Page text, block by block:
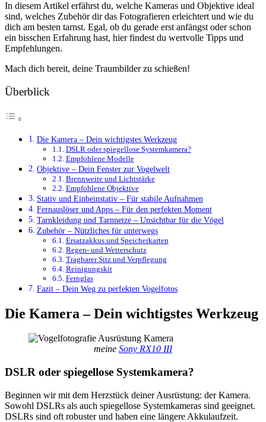
In diesem Artikel erfährst du, welche Kameras und Objektive ideal
sind, welches Zubehör dir das Fotografieren erleichtert und wie du
dich am besten tarnst. Egal, ob du gerade erst anfängst oder schon
ein bisschen Erfahrung hast, hier findest du wertvolle Tipps und
Empfehlungen.
Mach dich bereit, deine Traumbilder zu schießen!
Überblick
Die Kamera – Dein wichtigstes Werkzeug
DSLR oder spiegellose Systemkamera?
Empfohlene Modelle
Objektive – Dein Fenster zur Vogelwelt
Brennweite und Lichtstärke
Empfohlene Objektive
Stativ und Einbeinstativ – Für stabile Aufnahmen
Fernauslöser und Apps – Für den perfekten Moment
Tarnkleidung und Tarnnetze – Unsichtbar für die Vögel
Zubehör – Nützliches für unterwegs
Ersatzakkus und Speicherkarten
Regen- und Wetterschutz
Tragbarer Sitz und Verpflegung
Reinigungskit
Fernglas
Fazit – Dein Weg zu perfekten Vogelfotos
Die Kamera – Dein wichtigstes Werkzeug
meine Sony RX10 III
DSLR oder spiegellose Systemkamera?
Beginnen wir mit dem Herzstück deiner Ausrüstung: der Kamera.
Sowohl DSLRs als auch spiegellose Systemkameras sind geeignet.
DSLRs sind oft robuster und haben eine längere Akkulaufzeit.